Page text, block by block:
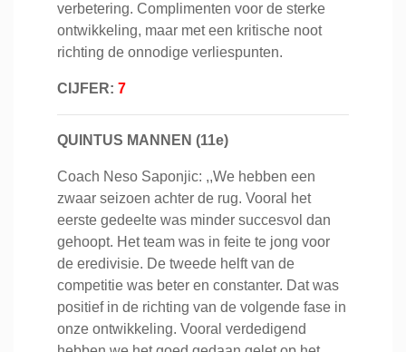
verbetering. Complimenten voor de sterke
ontwikkeling, maar met een kritische noot
richting de onnodige verliespunten.
CIJFER: 7
QUINTUS MANNEN (11e)
Coach Neso Saponjic: ,,We hebben een
zwaar seizoen achter de rug. Vooral het
eerste gedeelte was minder succesvol dan
gehoopt. Het team was in feite te jong voor
de eredivisie. De tweede helft van de
competitie was beter en constanter. Dat was
positief in de richting van de volgende fase in
onze ontwikkeling. Vooral verdedigend